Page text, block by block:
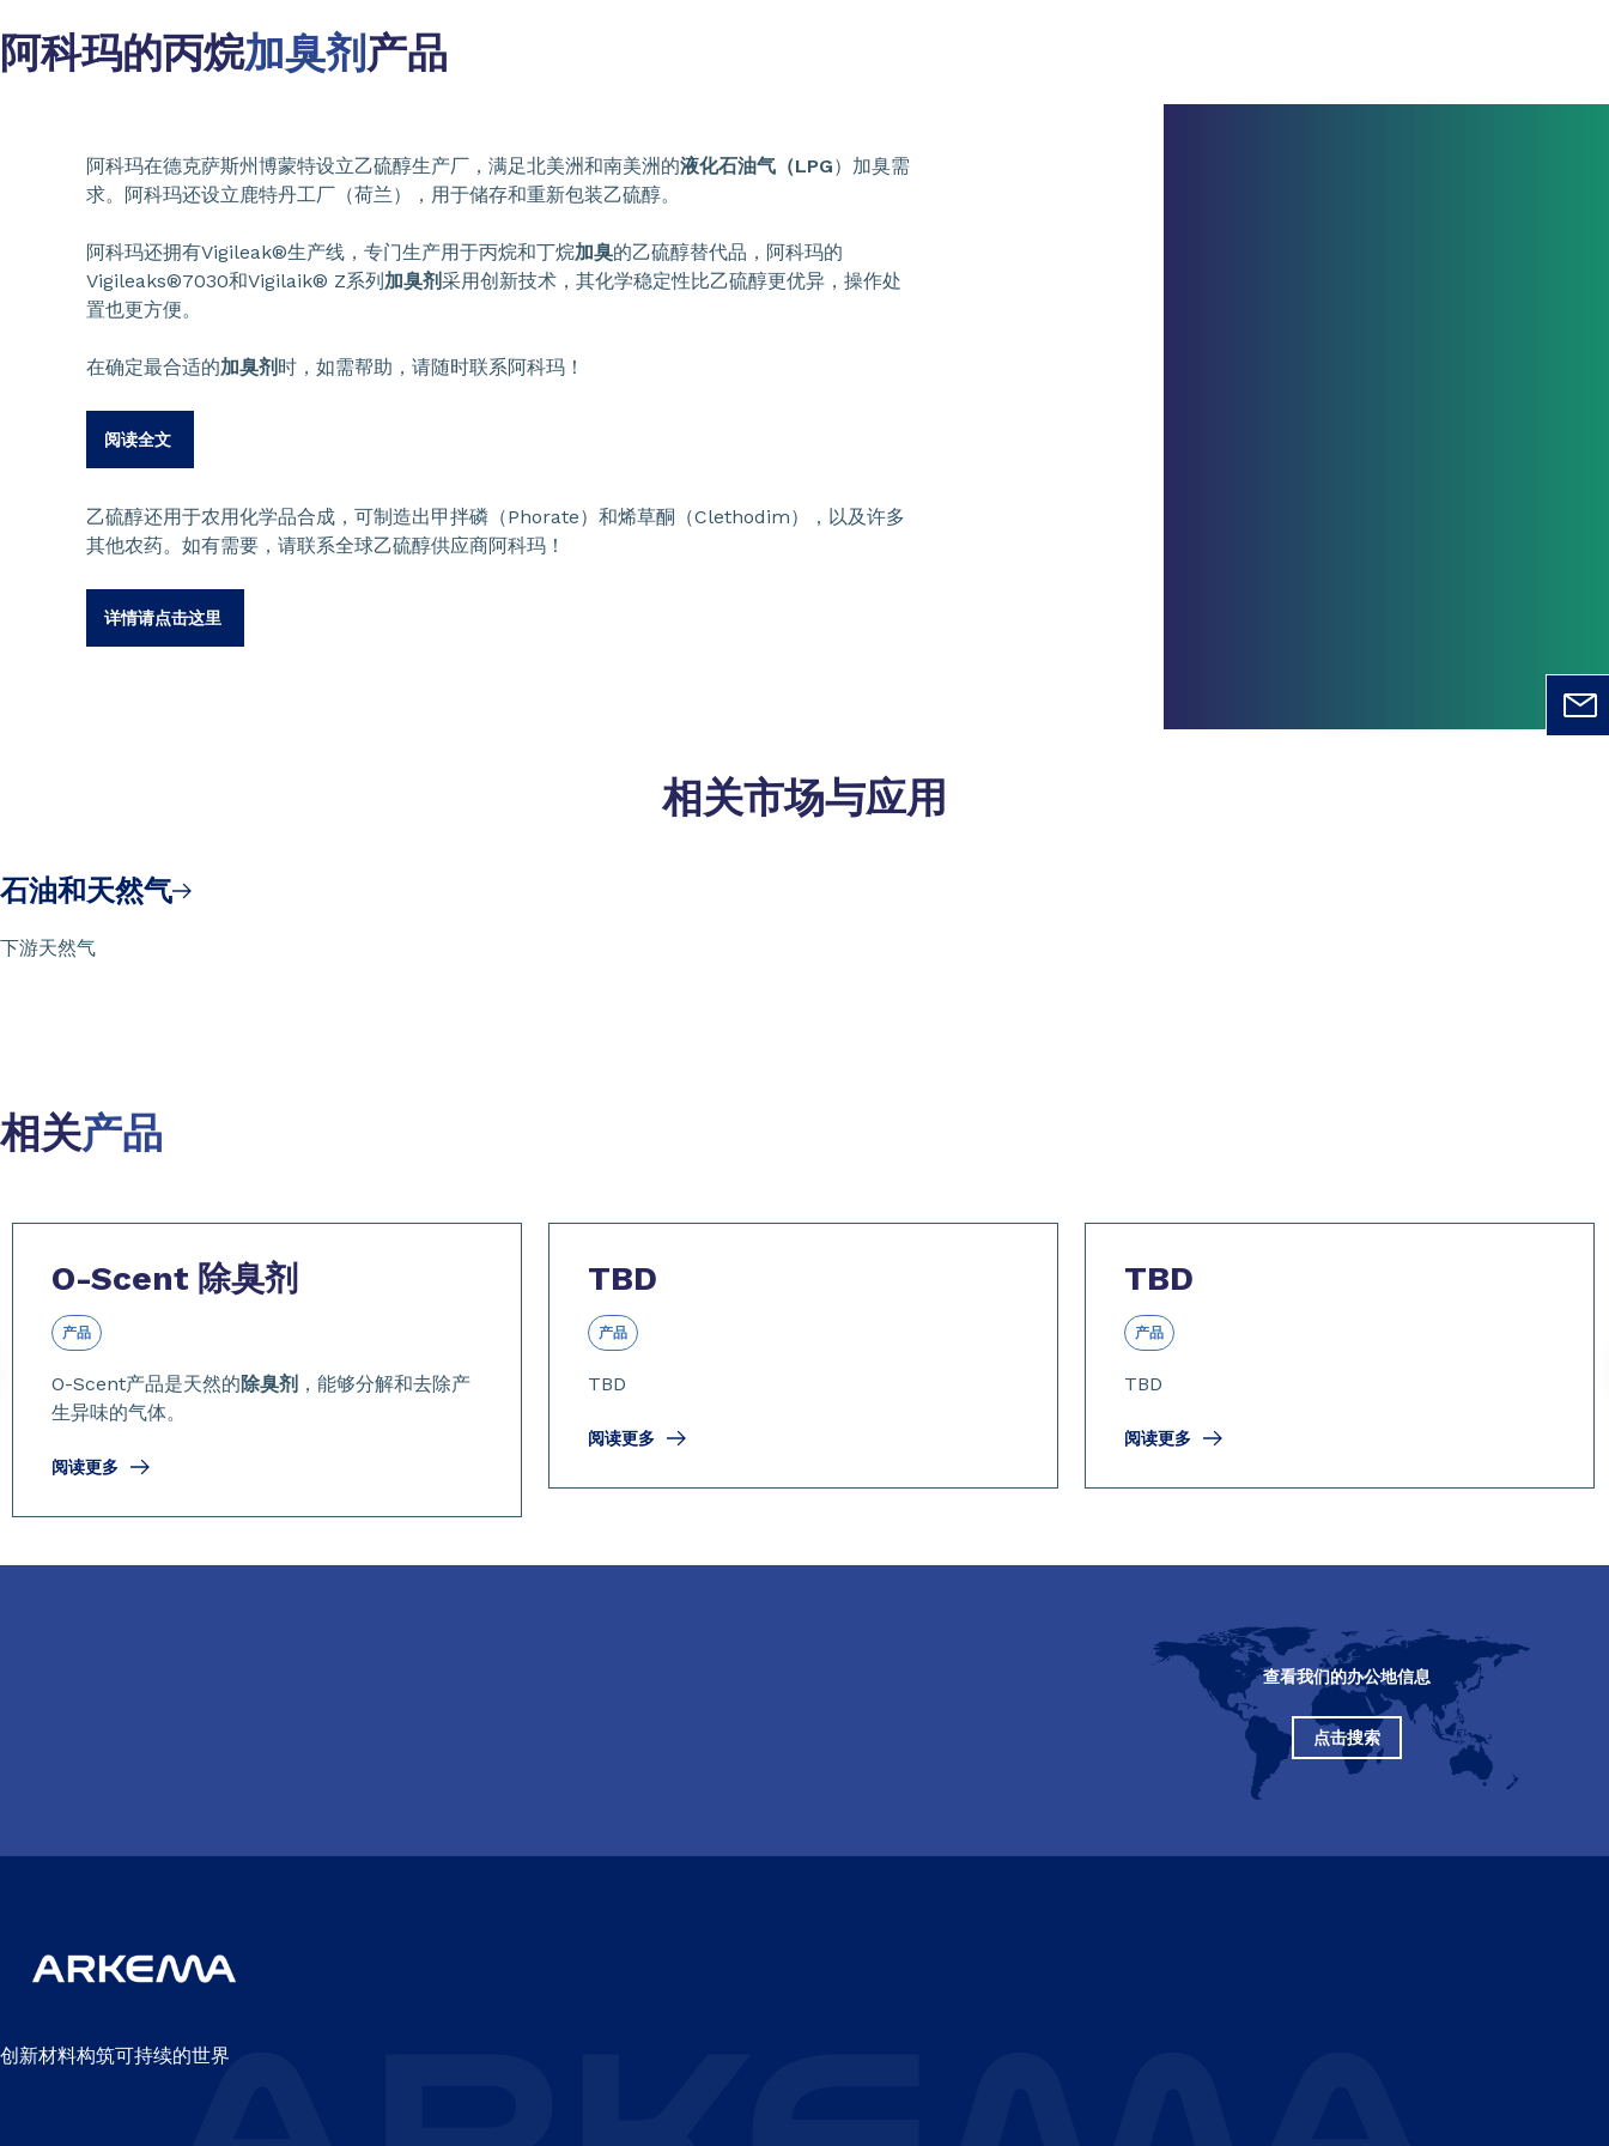
阿科玛的丙烷加臭剂 产品
阿科玛在德克萨斯州博蒙特设立乙硫醇生产厂，满足北美洲和南美洲的液化石油气（LPG）加臭需
求。阿科玛还设立鹿特丹工厂（荷兰），用于储存和重新包装乙硫醇。
阿科玛还拥有Vigileak®生产线，专门生产用于丙烷和丁烷加臭的乙硫醇替代品，阿科玛的
Vigileaks®7030和Vigilaik® Z系列加臭剂采用创新技术，其化学稳定性比乙硫醇更优异，操作处
置也更方便。
在确定最合适的加臭剂 时，如需帮助，请随时联系阿科玛！
阅读全文
乙硫醇还用于农用化学品合成，可制造出甲拌磷（Phorate）和烯草酮（Clethodim），以及许多
其他农药。如有需要，请联系全球乙硫醇供应商阿科玛！
详情请点击这里
相关市场与应用
石油和天然气
下游天然气
相关产品
O-Scent 除臭剂
产品
O-Scent产品是天然的除臭剂 ，能够分解和去除产
生异味的气体。
阅读更多
TBD
产品
TBD
阅读更多
TBD
产品
TBD
阅读更多
查看我们的办公地信息
点击搜索
创新材料构筑可持续的世界